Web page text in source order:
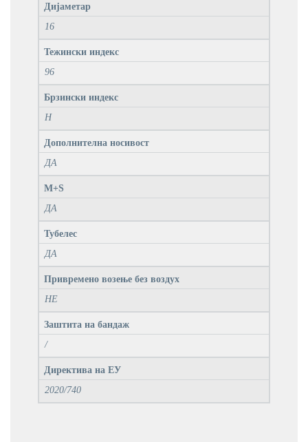
Дијаметар
16
Тежински индекс
96
Брзински индекс
H
Дополнителна носивост
ДА
M+S
ДА
Тубелес
ДА
Привремено возење без воздух
НЕ
Заштита на бандаж
/
Директива на ЕУ
2020/740